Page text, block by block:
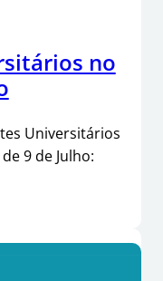
no
Universitários
9 de Julho: